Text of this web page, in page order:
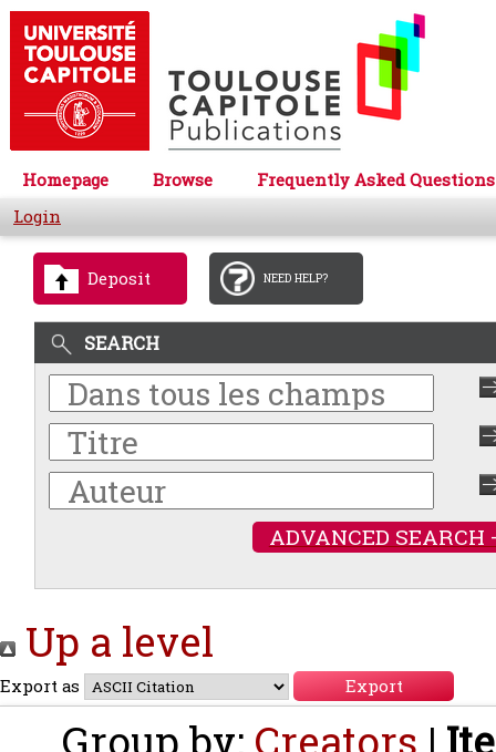
Homepage Browse
Frequently Asked Questions
Login
Deposit NEED HELP?
SEARCH
ADVANCED SEARCH
Up a level
Export as
Group by: Creators |